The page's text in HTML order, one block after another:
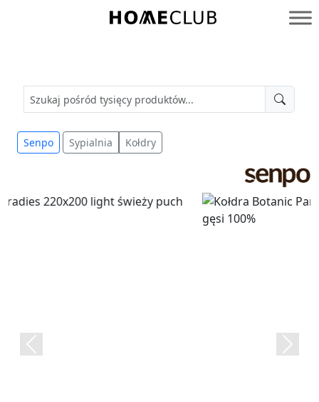
Homeclub
Senpo Sypialnia Kołdry
Previous Next